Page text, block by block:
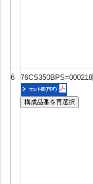
6
76CS350BPS=000218
構成品番を再選択